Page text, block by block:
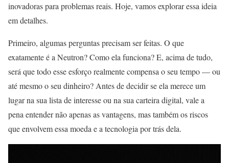
inovadoras para problemas reais. Hoje, vamos explorar essa ideia
em detalhes.
Primeiro, algumas perguntas precisam ser feitas. O que
exatamente é a Neutron? Como ela funciona? E, acima de tudo,
será que todo esse esforço realmente compensa o seu tempo — ou
até mesmo o seu dinheiro? Antes de decidir se ela merece um
lugar na sua lista de interesse ou na sua carteira digital, vale a
pena entender não apenas as vantagens, mas também os riscos
que envolvem essa moeda e a tecnologia por trás dela.